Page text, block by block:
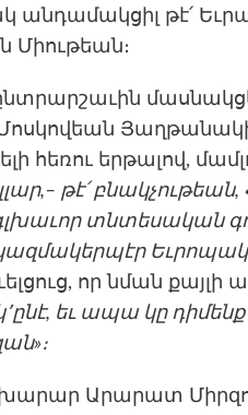
ան­դա­մակ­ցիլ թէ՛
Միու­թեան։
հե­ռու եր­թա­լով,
թէ՛
գլխա­ւոր տնտե­սական
կազմակերպէր
որ նման քայ­լի
եւ ապա կը
Արա­րատ